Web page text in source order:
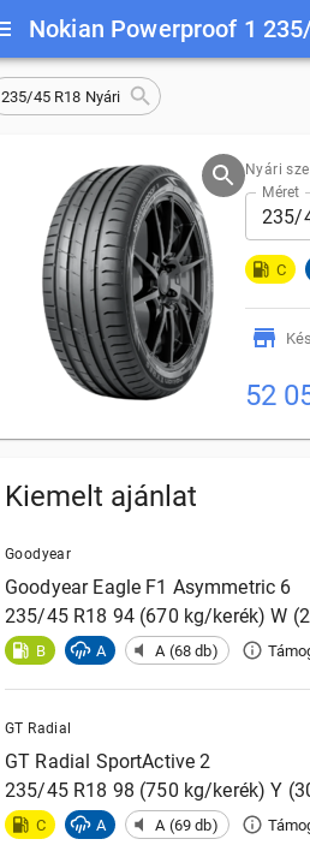
Nokian Powerproof 1
235/45 R18 Nyári
Nyári
Méret
235/
C
52
Kiemelt ajánlat
Goodyear
Goodyear Eagle F1 Asymmetric 6
235/45 R18 94 (670 kg/kerék) W
B A A (68 db)
GT Radial
GT Radial SportActive 2
235/45 R18 98 (750 kg/kerék) Y
C A A (69 db)